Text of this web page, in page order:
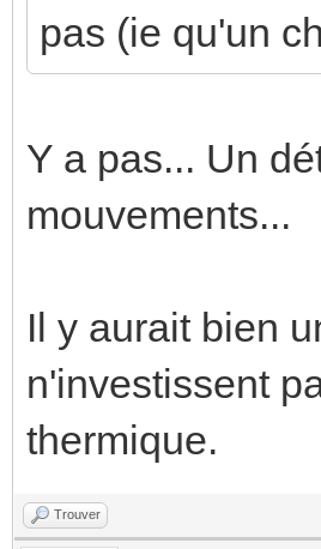
pas (ie qu'un
Y a pas... Un
mouvements...
Il y aurait bien
n'investissent
thermique.
Trouver